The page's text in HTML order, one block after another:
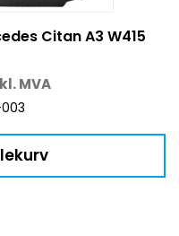
Citan A3 W415
MVA